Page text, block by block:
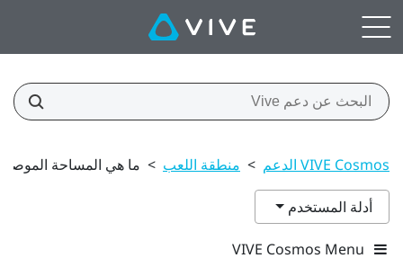
VIVE Cosmos الدعم > منطقة اللعب > ما هي المساحة الموصى
أدلة المستخدم
VIVE Cosmos Menu